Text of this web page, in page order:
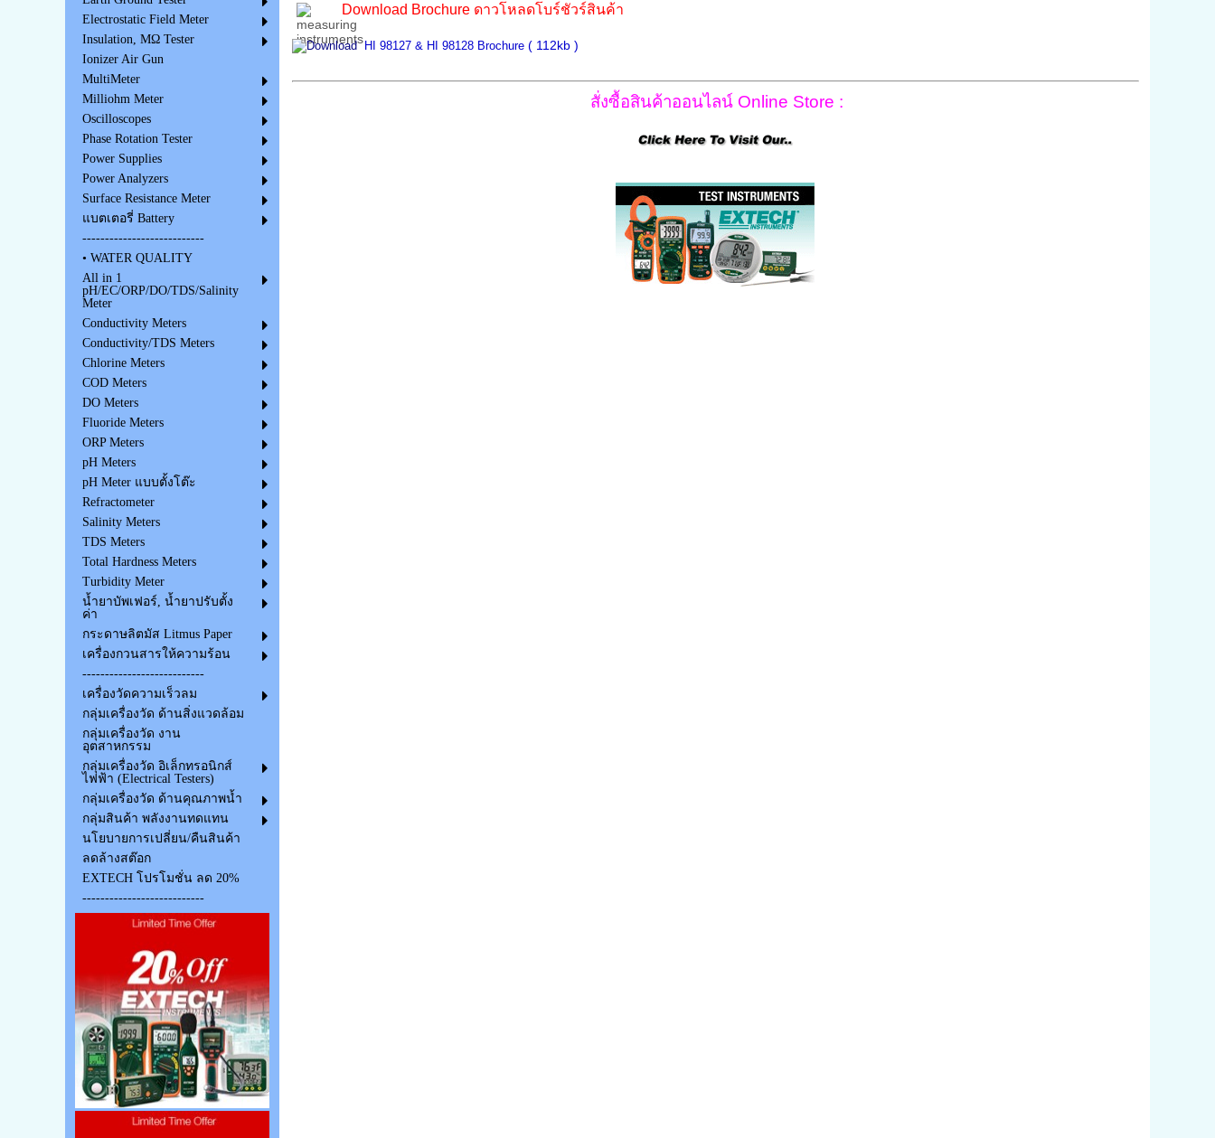
Electrostatic Field Meter
Insulation, MΩ Tester
Ionizer Air Gun
MultiMeter
Milliohm Meter
Oscilloscopes
Phase Rotation Tester
Power Supplies
Power Analyzers
Surface Resistance Meter
แบตเตอรี่ Battery
---------------------------
• WATER QUALITY
All in 1
pH/EC/ORP/DO/TDS/Salinity
Meter
Conductivity Meters
Conductivity/TDS Meters
Chlorine Meters
COD Meters
DO Meters
Fluoride Meters
ORP Meters
pH Meters
pH Meter แบบตั้งโต๊ะ
Refractometer
Salinity Meters
TDS Meters
Total Hardness Meters
Turbidity Meter
น้ำยาบัพเฟอร์, น้ำยาปรับตั้ง
ค่า
กระดาษลิตมัส Litmus Paper
เครื่องกวนสารให้ความร้อน
---------------------------
เครื่องวัดความเร็วลม
กลุ่มเครื่องวัด ด้านสิ่งแวดล้อม
กลุ่มเครื่องวัด งาน
อุตสาหกรรม
กลุ่มเครื่องวัด อิเล็กทรอนิกส์
ไฟฟ้า (Electrical Testers)
กลุ่มเครื่องวัด ด้านคุณภาพน้ำ
กลุ่มสินค้า พลังงานทดแทน
นโยบายการเปลี่ยน/คืนสินค้า
ลดล้างสต๊อก
EXTECH โปรโมชั่น ลด 20%
---------------------------
Download Brochure ดาวโหลดโบร์ชัวร์สินค้า
HI 98127 & HI 98128 Brochure ( 112kb )
สั่งซื้อสินค้าออนไลน์ Online Store :